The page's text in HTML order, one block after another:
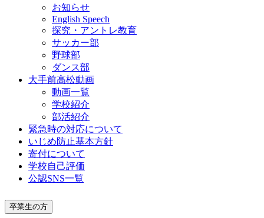
お知らせ
English Speech
探究・アントレ教育
サッカー部
野球部
ダンス部
大手前高松動画
動画一覧
学校紹介
部活紹介
緊急時の対応について
いじめ防止基本方針
寄付について
学校自己評価
公認SNS一覧
卒業生の方